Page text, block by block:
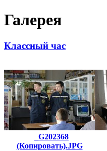
Галерея
Классный час
_G202368
(Копировать).JPG